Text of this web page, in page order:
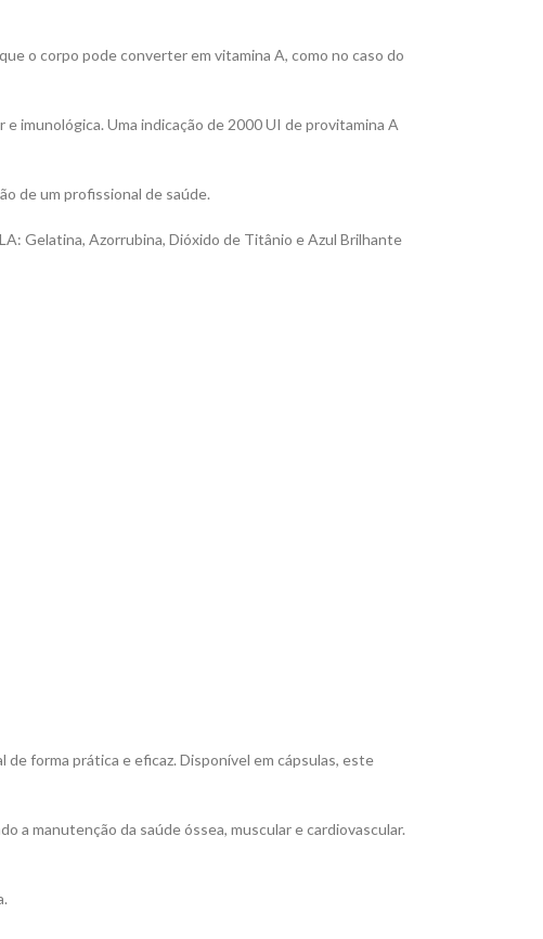
o corpo pode converter em vitamina A, como no caso do
imunológica. Uma indicação de 2000 UI de provitamina A
de um profissional de saúde.
Gelatina, Azorrubina, Dióxido de Titânio e Azul Brilhante
forma prática e eficaz. Disponível em cápsulas, este
a manutenção da saúde óssea, muscular e cardiovascular.